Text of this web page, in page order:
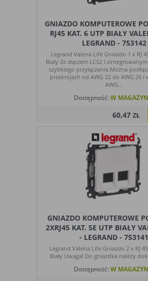
Ograniczenie stosowania plików
internetowej.GNIAZDO KOMPUTEROWE
RJ45 KAT. 6 UTP BIAŁY
LEGRAND - 753142
Legrand Valena Life Gniazdo 1 x RJ
Biały Ze złączem LCS2 i
szybkiego przyłączania.Można
przekrojach od AWG 22 do AWG 26 i
AWG...
Dostępność: W
60,47ZŁ
GNIAZDO KOMPUTEROWE
2XRJ45 KAT. 5E UTP BIAŁY
- LEGRAND - 753141
Legrand Valena Life Gniazdo 2 x RJ
Biały Uwaga! Do gniazdka należy
Dostępność: W